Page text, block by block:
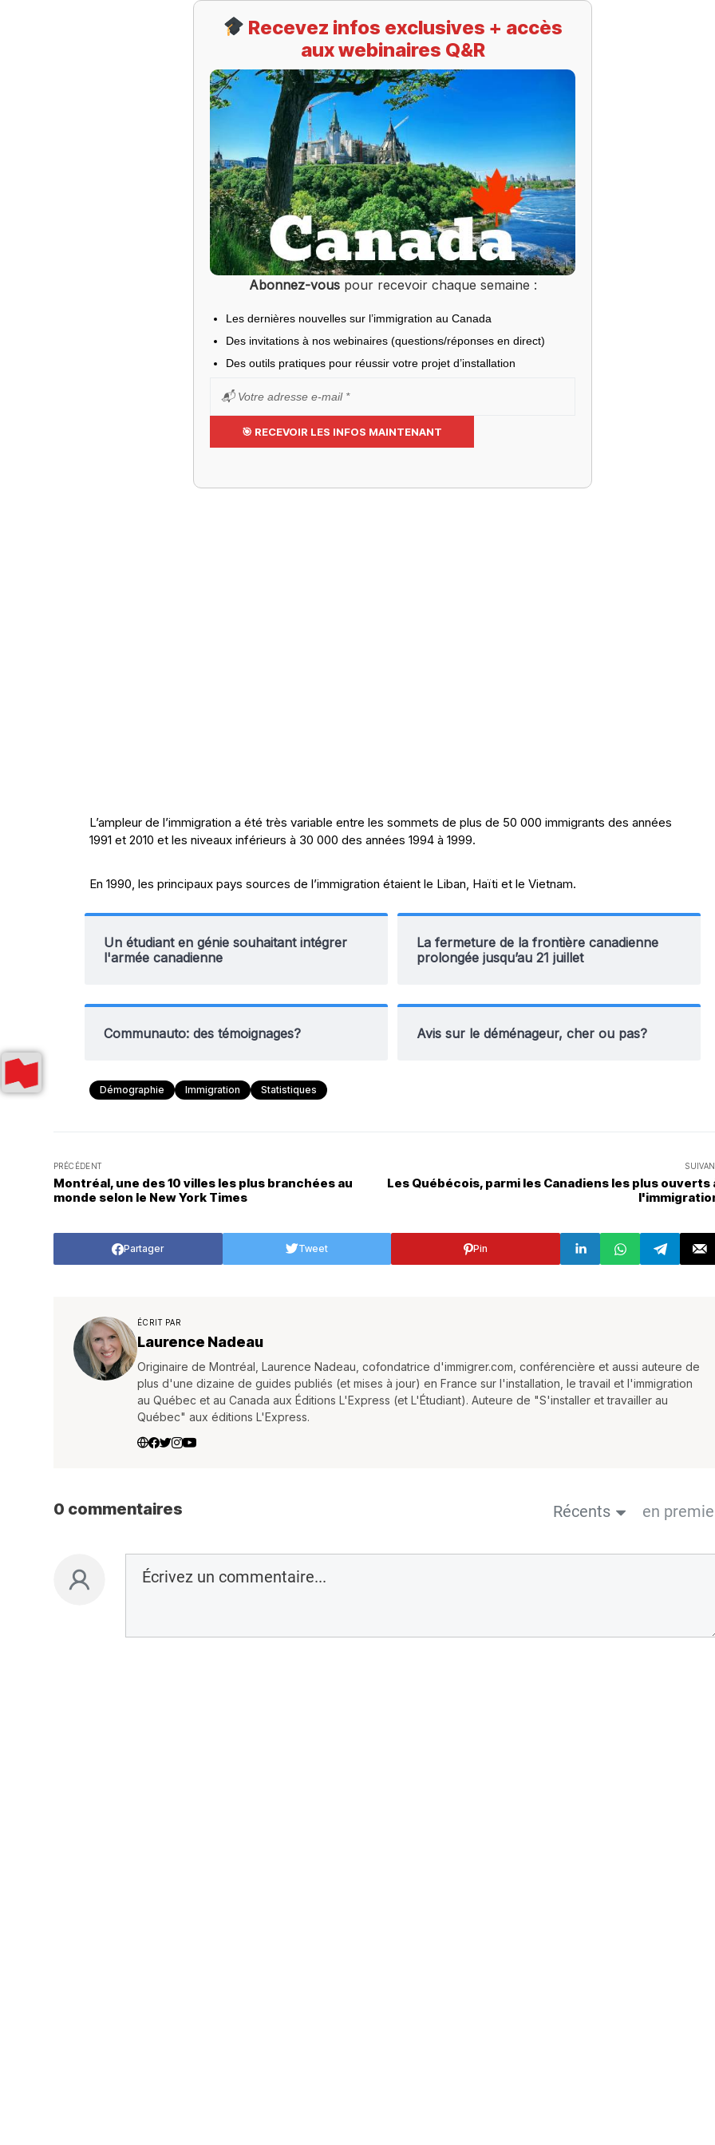
Recevez infos exclusives + accès
aux webinaires Q&R
Abonnez-vouspour recevoir chaque semaine :
Les dernières nouvelles sur l’immigration au Canada
Des invitations à nos webinaires (questions/réponses en direct)
Des outils pratiques pour réussir votre projet d’installation
L’ampleur de l’immigration a été très variable entre les sommets de plus de 50 000 immigrants des années
1991 et 2010 et les niveaux inférieurs à 30 000 des années 1994 à 1999.
En 1990, les principaux pays sources de l’immigration étaient le Liban, Haïti et le Vietnam.
Un étudiant en génie souhaitant intégrer
l'armée canadienne
La fermeture de la frontière canadienne
prolongée jusqu’au 21 juillet
Communauto: des témoignages? Avis sur le déménageur, cher ou pas?
Démographie Immigration Statistiques
PRÉCÉDENT
Montréal, une des 10 villes les plus branchées au
monde selon le New York Times
Les Québécois, parmi les Canadiens les plus ouverts
Partager Tweet Pin
ÉCRIT PAR
Laurence Nadeau
Originaire de Montréal, Laurence Nadeau, cofondatrice d'immigrer.com, conférencière et aussi auteure de
plus d'une dizaine de guides publiés (et mises à jour) en France sur l'installation, le travail et l'immigration
au Québec et au Canada aux Éditions L'Express (et L'Étudiant). Auteure de "S'installer et travailler au
Québec" aux éditions L'Express.
0 commentaires Récents en